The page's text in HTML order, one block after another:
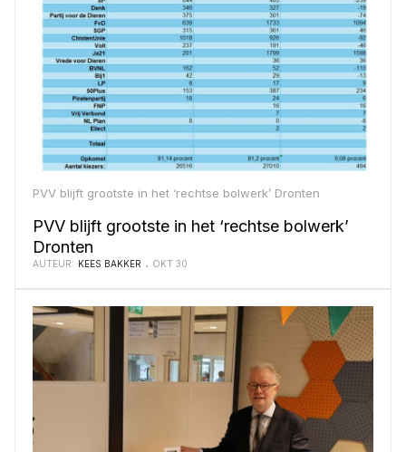
PVV blijft grootste in het ‘rechtse bolwerk’ Dronten
PVV blijft grootste in het ‘rechtse bolwerk’
Dronten
AUTEUR: KEES BAKKER OKT 30